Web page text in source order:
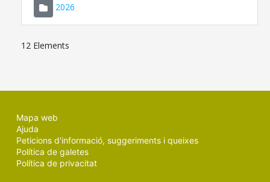
2026
12 Elements
Mapa web
Ajuda
Peticions d'informació, suggeriments i queixes
Política de galetes
Política de privacitat